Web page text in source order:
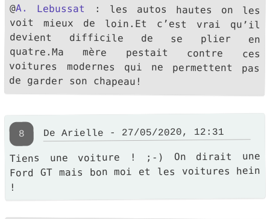
@A. Lebussat : les autos hautes on les
voit mieux de loin.Et c’est vrai qu’il
devient difficile de se plier en
quatre.Ma mère pestait contre ces
voitures modernes qui ne permettent pas
de garder son chapeau!
8 De Arielle - 27/05/2020, 12:31
Tiens une voiture ! ;-) On dirait une
Ford GT mais bon moi et les voitures hein
!